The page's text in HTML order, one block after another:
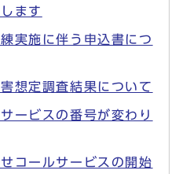
ます
実施に伴う申込書につ
想定調査結果について
ービスの番号が変わり
コールサービスの開始